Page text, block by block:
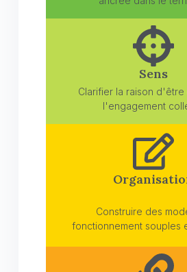
Sens
Clarifier la raison d'être
l'engagement
Construire des
fonctionnement souples